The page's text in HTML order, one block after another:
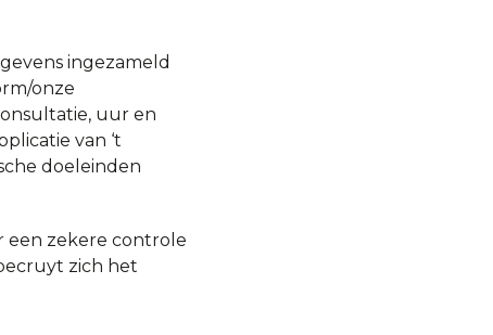
ingezameld
onze
uur en
van ‘t
doeleinden
een zekere controle
zich het